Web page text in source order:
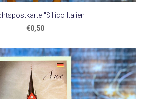
"Sillico Italien"
€0,50